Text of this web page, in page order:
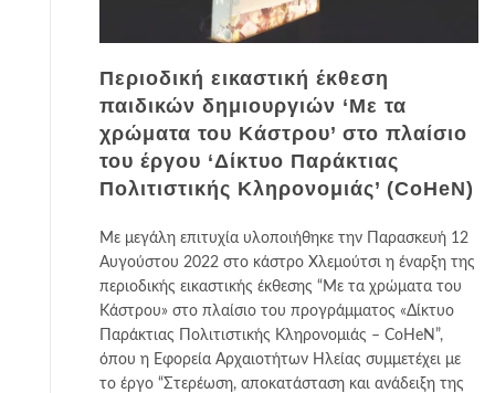
Περιοδική εικαστική έκθεση
παιδικών δημιουργιών ‘Με τα
χρώματα του Κάστρου’ στο πλαίσιο
του έργου ‘Δίκτυο Παράκτιας
Πολιτιστικής Κληρονομιάς’ (CoHeN)
Με μεγάλη επιτυχία υλοποιήθηκε την Παρασκευή 12
Αυγούστου 2022 στο κάστρο Χλεμούτσι η έναρξη της
περιοδικής εικαστικής έκθεσης “Με τα χρώματα του
Κάστρου» στο πλαίσιο του προγράμματος «Δίκτυο
Παράκτιας Πολιτιστικής Κληρονομιάς – CoHeN”,
όπου η Εφορεία Αρχαιοτήτων Ηλείας συμμετέχει με
το έργο “Στερέωση, αποκατάσταση και ανάδειξη της